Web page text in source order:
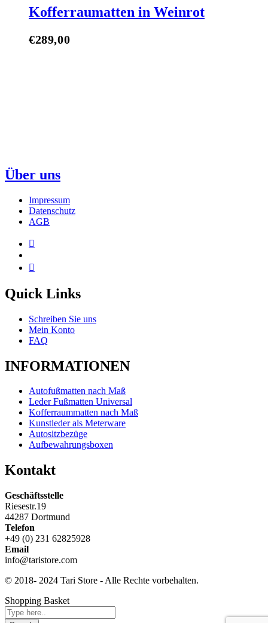
Kofferraumatten in Weinrot
€289,00
Über uns
Impressum
Datenschutz
AGB
Quick Links
Schreiben Sie uns
Mein Konto
FAQ
INFORMATIONEN
Autofußmatten nach Maß
Leder Fußmatten Universal
Kofferraummatten nach Maß
Kunstleder als Meterware
Autositzbezüge
Aufbewahrungsboxen
Kontakt
Geschäftsstelle
Riesestr.19
44287 Dortmund
Telefon
+49 (0) 231 62825928
Email
info@taristore.com
© 2018- 2024 Tari Store - Alle Rechte vorbehalten.
Shopping Basket